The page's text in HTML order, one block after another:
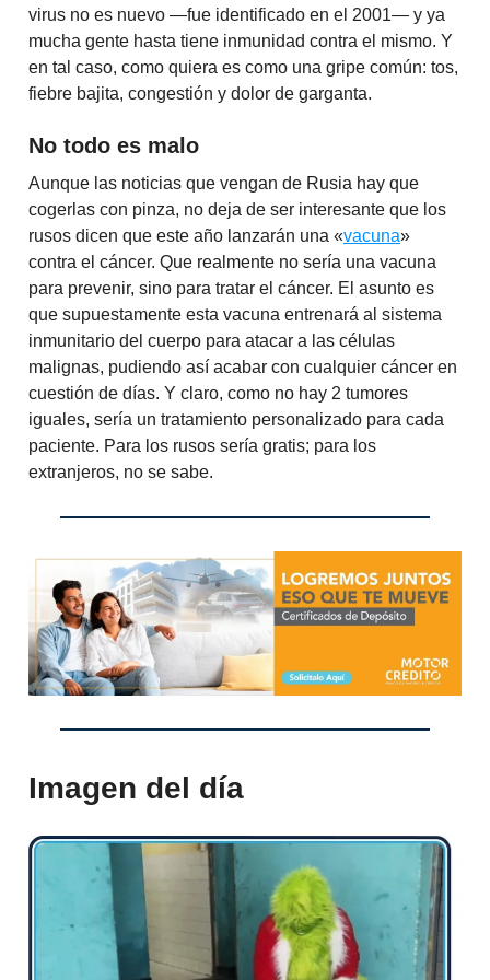
virus no es nuevo —fue identificado en el 2001— y ya
mucha gente hasta tiene inmunidad contra el mismo. Y
en tal caso, como quiera es como una gripe común: tos,
fiebre bajita, congestión y dolor de garganta.
No todo es malo
Aunque las noticias que vengan de Rusia hay que
cogerlas con pinza, no deja de ser interesante que los
rusos dicen que este año lanzarán una «vacuna»
contra el cáncer. Que realmente no sería una vacuna
para prevenir, sino para tratar el cáncer. El asunto es
que supuestamente esta vacuna entrenará al sistema
inmunitario del cuerpo para atacar a las células
malignas, pudiendo así acabar con cualquier cáncer en
cuestión de días. Y claro, como no hay 2 tumores
iguales, sería un tratamiento personalizado para cada
paciente. Para los rusos sería gratis; para los
extranjeros, no se sabe.
Imagen del día